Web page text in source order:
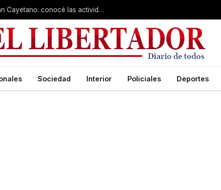
Cientos de fieles colman el santuario de San Cayetano: conocé las actividades de hoy
Sociedad Interior Policiales Deportes